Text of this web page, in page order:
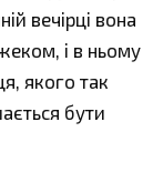
вечірці вона
і в ньому
якого так
бути